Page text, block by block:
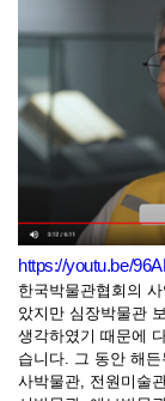
https://youtu.be/
한국박물관협회의
았지만 심장박물관
생각하였기 때문에
습니다. 그 동안 해
사박물관, 전원미술